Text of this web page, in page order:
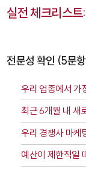
실전 체크리스
전문성 확인 (5문
우리 업종에서 가
최근 6개월 내 새
우리 경쟁사 마케
예산이 제한적일